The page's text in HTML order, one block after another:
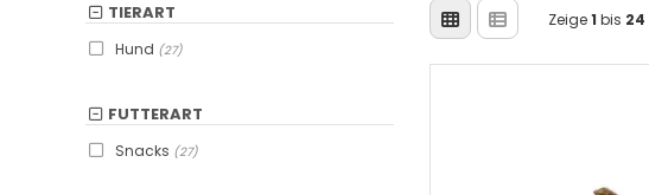
TIERART
Hund (27)
FUTTERART
Snacks (27)
Zeige1 bis 24